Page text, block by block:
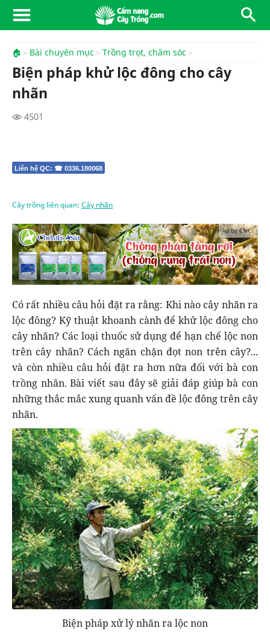
🏠 Bài chuyên mục Trồng trọt, chăm sóc
Biện pháp khử lộc đông cho cây
nhãn
4501
Liên hệ QC: ☎ 0336.180068
Cây trồng liên quan: Cây nhãn
Ad by CNCT
Có rất nhiều câu hỏi đặt ra rằng: Khi nào cây nhãn ra
lộc đông? Kỹ thuật khoanh cành để khử lộc đông cho
cây nhãn? Các loại thuốc sử dụng để hạn chế lộc non
trên cây nhãn? Cách ngăn chặn đọt non trên cây?...
và còn nhiều câu hỏi đặt ra hơn nữa đối với bà con
trồng nhãn. Bài viết sau đây sẽ giải đáp giúp bà con
những thắc mắc xung quanh vấn đề lộc đông trên cây
nhãn.
Biện pháp xử lý nhãn ra lộc non